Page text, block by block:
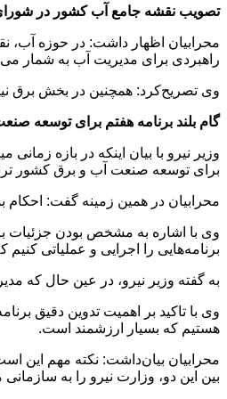
تصویب نقشه جامع آب کشور در
راهبردی برای مدیریت آب به شمار
وی تصریح‌کرد: همچنین در بخش برق نیز یک سند جامع ۲۰ ساله به تایید متخصصان رسیده است و مورد
گام بلند برنامه هفتم برای توسعه
وزیر نیرو با بیان اینکه در بازه
برای توسعه صنعت آب و برق کشور
محرابیان در همین زمینه گفت:
وی با اشاره به مشخص بودن جزئیات
برنامه‌هایی را اجرایی و عملیاتی
به گفته وزیر نیرو، در عین حال که
وی با تاکید بر اهمیت تدوین دقیق
هستیم که بسیار ارزشمند است.
محرابیان بیان‌داشت: نکته مهم این
بین این دو، وزارت نیرو را به